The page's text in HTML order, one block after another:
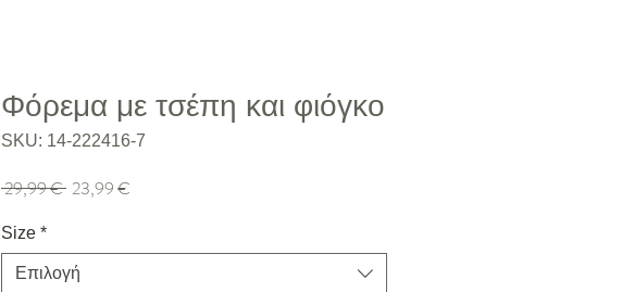
Φόρεμα με τσέπη και φιόγκο
SKU: 14-222416-7
29,99 € Κανονική τιμή
23,99 €
Size *
Επιλογή